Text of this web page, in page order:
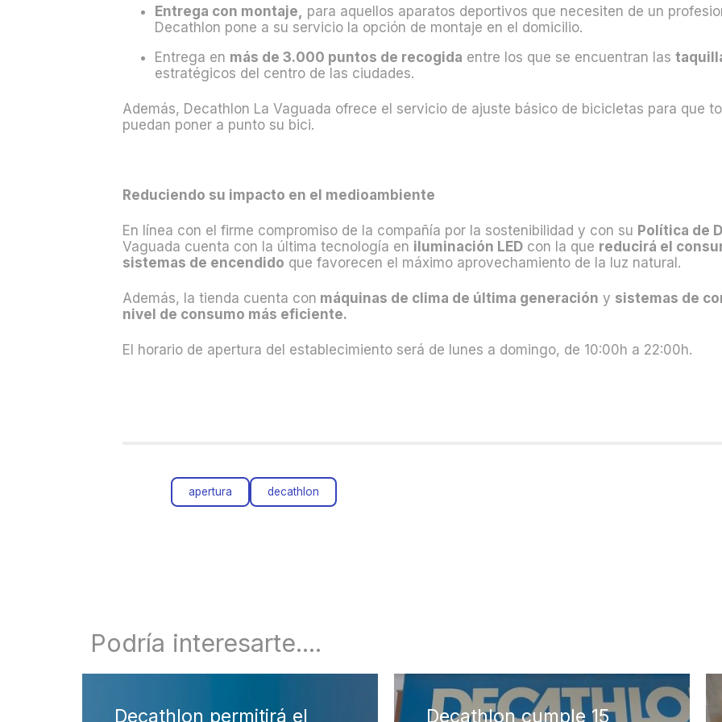
Entrega con montaje,
para aquellos aparatos deportivos que necesiten de un
Decathlon pone a su servicio la opción de montaje en el domicilio.
Entrega en más de 3.000 puntos de recogida entre los que se encuentran las
estratégicos del centro de las ciudades.
Además, Decathlon La Vaguada ofrece el servicio de ajuste básico de bicicletas para que
puedan poner a punto su bici.
Reduciendo su impacto en el medioambiente
En línea con el firme compromiso de la compañía por la sostenibilidad y con su Política de
Vaguada cuenta con la última tecnología en iluminación LED con la que reducirá el
sistemas de encendido que favorecen el máximo aprovechamiento de la luz natural.
Además, la tienda cuenta con máquinas de clima de última generación y sistemas de
nivel de consumo más eficiente.
El horario de apertura del establecimiento será de lunes a domingo, de 10:00h a 22:00h.
apertura decathlon
Podría interesarte....
Decathlon se une al Decathlon cumple 15